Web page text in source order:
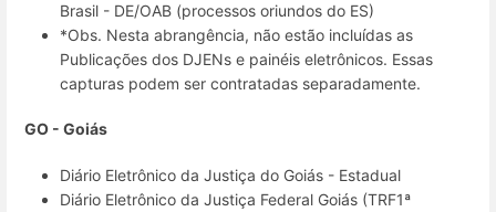
Brasil - DE/OAB (processos oriundos do ES)
*Obs. Nesta abrangência, não estão incluídas as
Publicações dos DJENs e painéis eletrônicos. Essas
capturas podem ser contratadas separadamente.
GO - Goiás
Diário Eletrônico da Justiça do Goiás - Estadual
Diário Eletrônico da Justiça Federal Goiás (TRF1ª